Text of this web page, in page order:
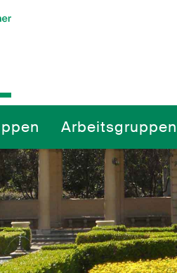
Arbeitsgruppen